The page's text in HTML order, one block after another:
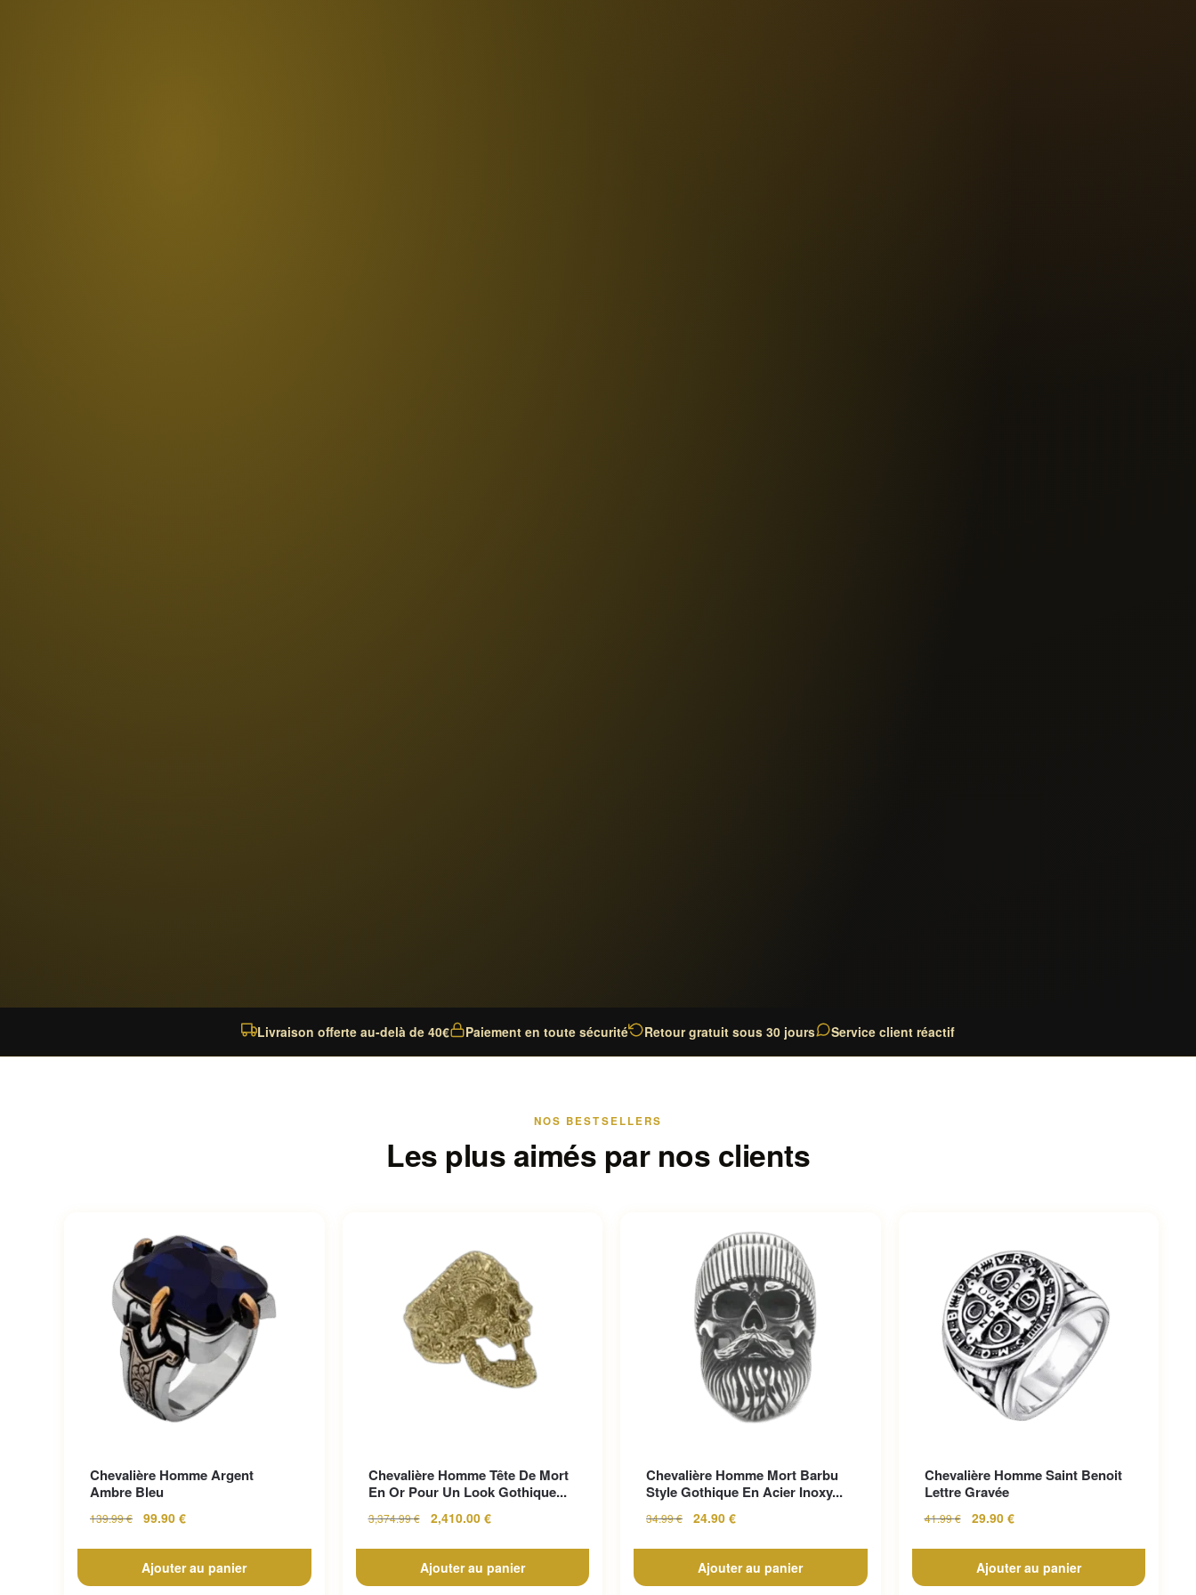
Livraison offerte au-delà de 40€ Paiement en toute sécurité Retour gratuit sous 30 jours Service client réactif
NOS BESTSELLERS
Les plus aimés par nos clients
Chevalière Homme Argent
Ambre Bleu
139.99€ 99.90 €
Ajouter au panier
Chevalière Homme Tête De Mort
En Or Pour Un Look Gothique...
3,374.99€ 2,410.00 €
Ajouter au panier
Chevalière Homme Mort Barbu
Style Gothique En Acier Inoxy...
34.99€ 24.90 €
Ajouter au panier
Chevalière Homme Saint Benoit
Lettre Gravée
41.99€ 29.90 €
Ajouter au panier